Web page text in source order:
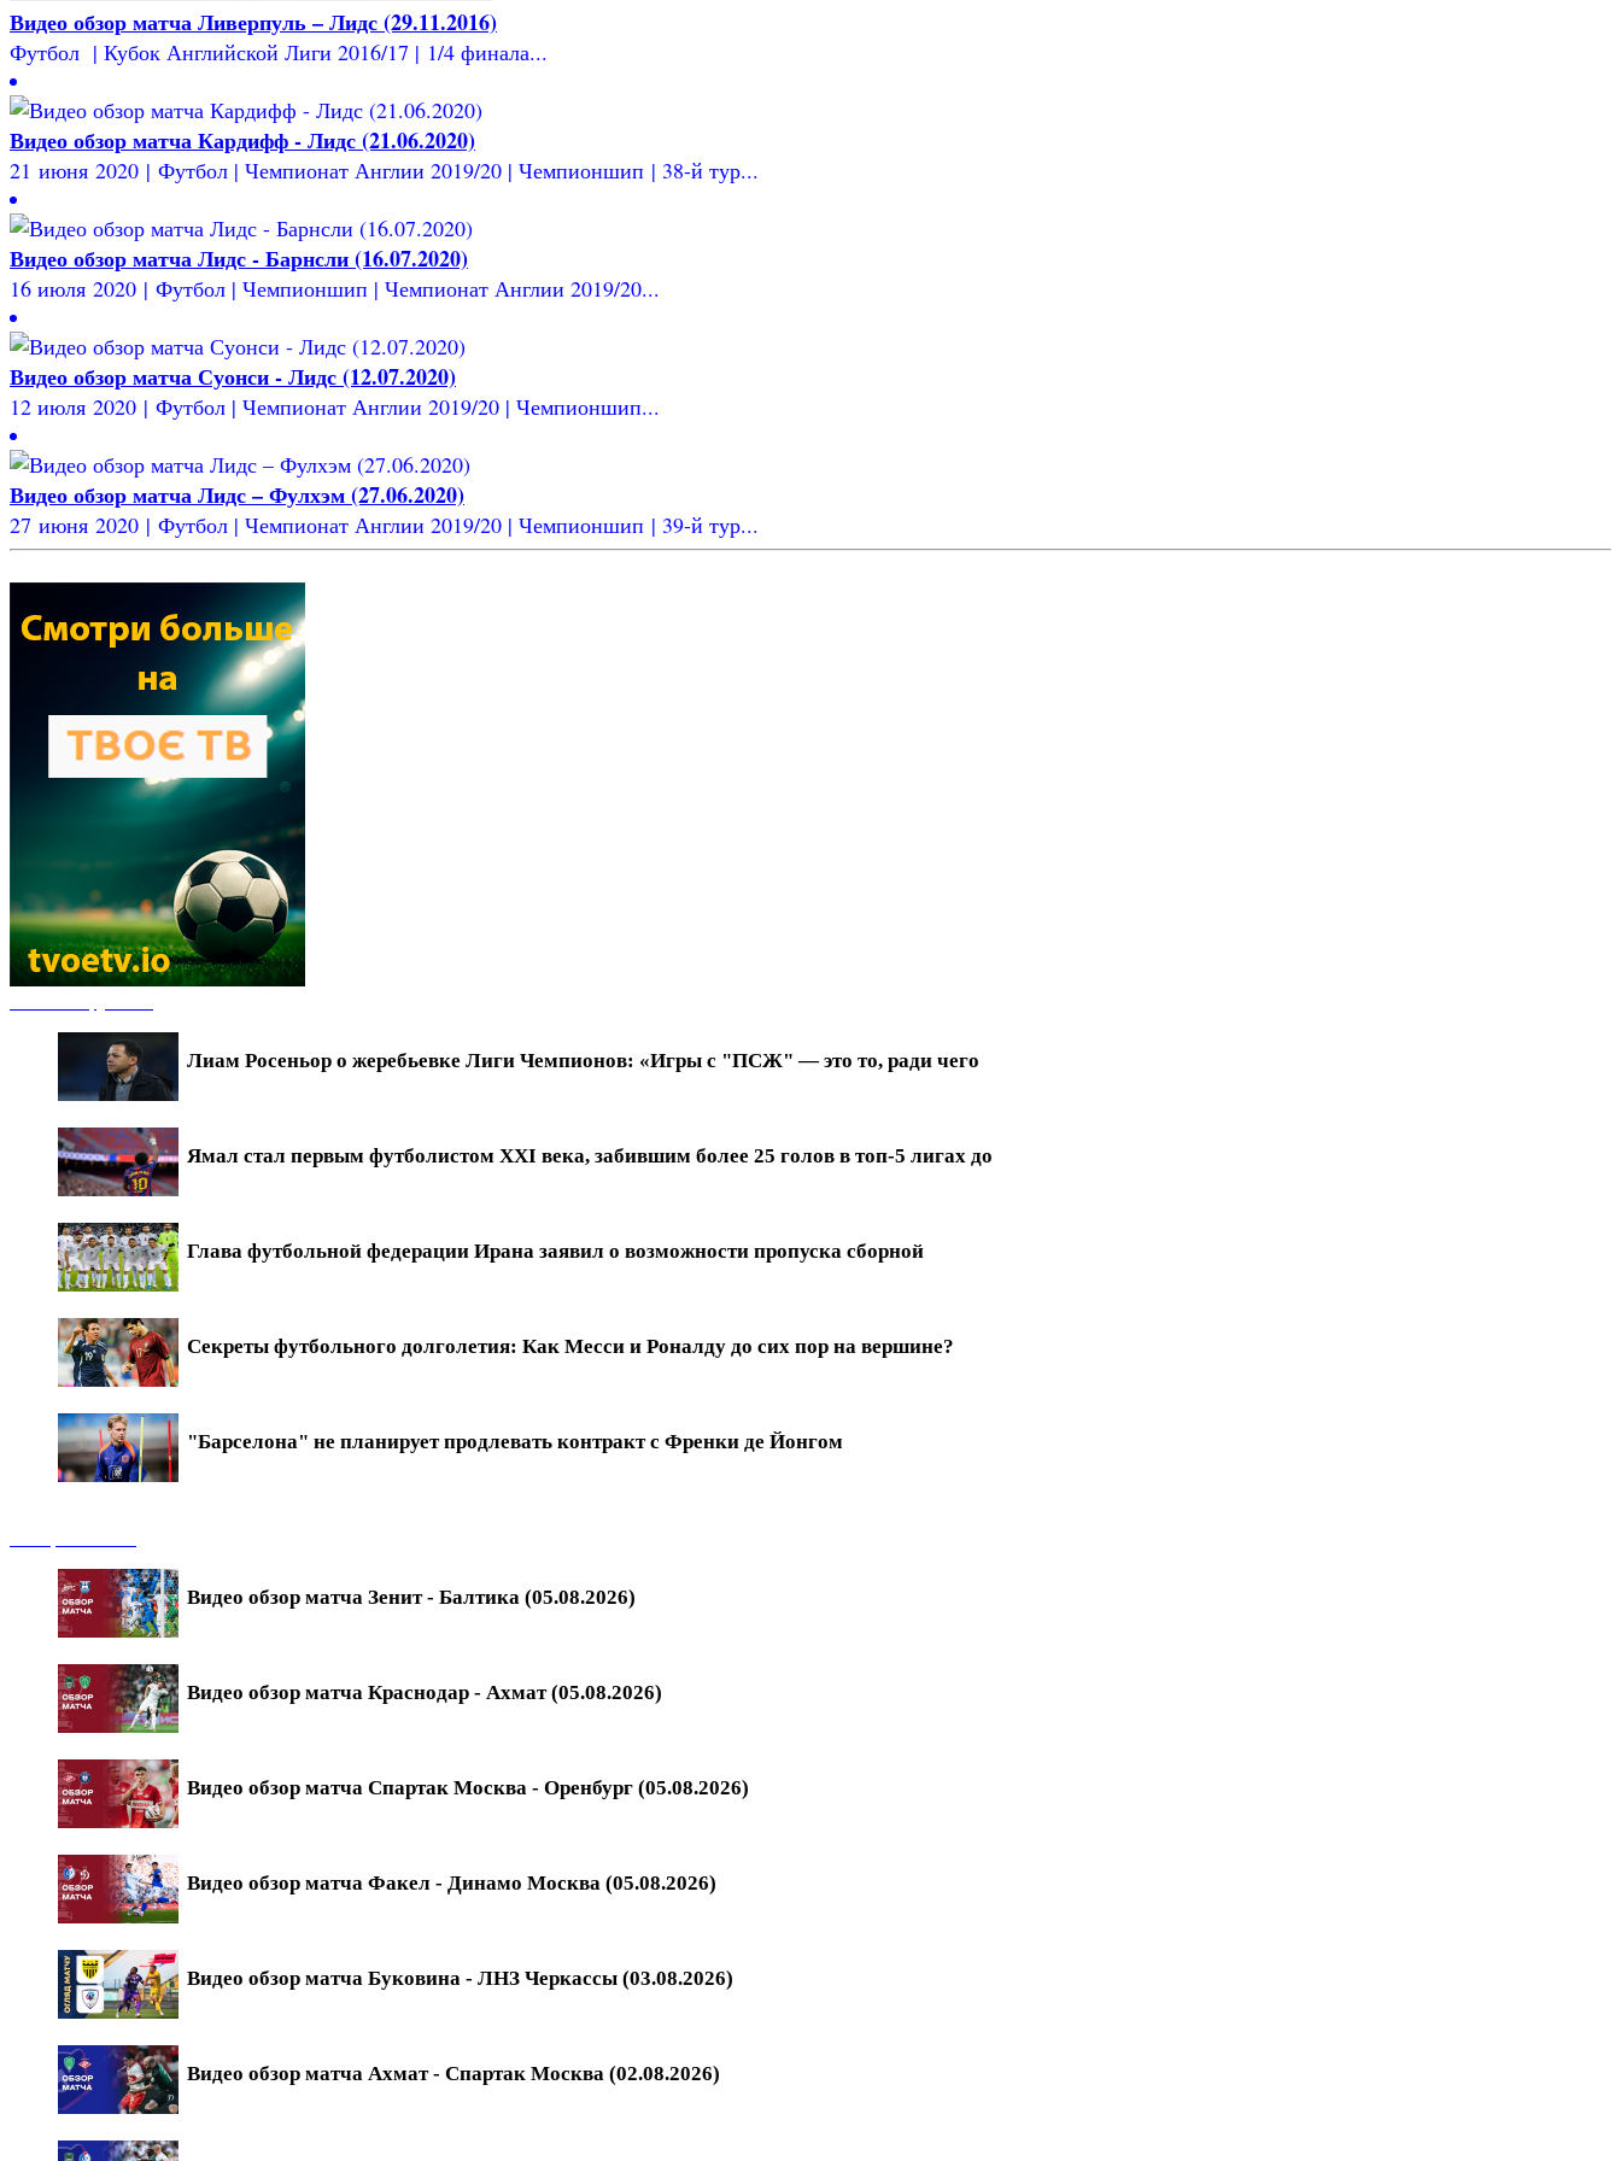
Видео обзор матча Ливерпуль – Лидс (29.11.2016)
Футбол | Кубок Английской Лиги 2016/17 | 1/4 финала...
Видео обзор матча Кардифф - Лидс (21.06.2020)
21 июня 2020 | Футбол | Чемпионат Англии 2019/20 | Чемпионшип | 38-й тур...
Видео обзор матча Лидс - Барнсли (16.07.2020)
16 июля 2020 | Футбол | Чемпионшип | Чемпионат Англии 2019/20...
Видео обзор матча Суонси - Лидс (12.07.2020)
12 июля 2020 | Футбол | Чемпионат Англии 2019/20 | Чемпионшип...
Видео обзор матча Лидс – Фулхэм (27.06.2020)
27 июня 2020 | Футбол | Чемпионат Англии 2019/20 | Чемпионшип | 39-й тур...
Лиам Росеньор о жеребьевке Лиги Чемпионов: «Игры с "ПСЖ" — это то, ради чего
Ямал стал первым футболистом XXI века, забившим более 25 голов в топ-5 лигах до
Глава футбольной федерации Ирана заявил о возможности пропуска сборной
Секреты футбольного долголетия: Как Месси и Роналду до сих пор на вершине?
"Барселона" не планирует продлевать контракт с Френки де Йонгом
Видео обзор матча Зенит - Балтика (05.08.2026)
Видео обзор матча Краснодар - Ахмат (05.08.2026)
Видео обзор матча Спартак Москва - Оренбург (05.08.2026)
Видео обзор матча Факел - Динамо Москва (05.08.2026)
Видео обзор матча Буковина - ЛНЗ Черкассы (03.08.2026)
Видео обзор матча Ахмат - Спартак Москва (02.08.2026)